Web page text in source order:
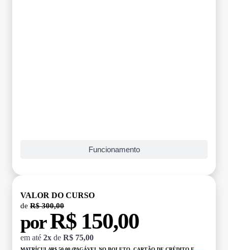
Funcionamento
VALOR DO CURSO
de R$ 300,00
porR$ 150,00
em até 2x de R$ 75,00